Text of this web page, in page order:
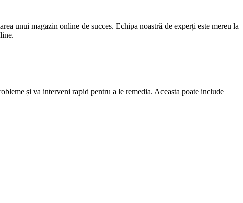
unui magazin online de succes. Echipa noastră de experți este mereu la
și va interveni rapid pentru a le remedia. Aceasta poate include